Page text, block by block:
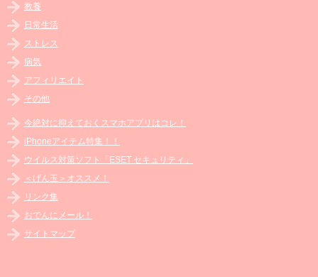
教養
日常生活
ストレス
病気
アフィリエイト
その他
今絶対に抑えておくスマホアプリはコレ！
iPhoneアイテム特集！！
ウイルス対策ソフト「ESET セキュリティ」
＜げん玉＞オススメ！
リンク集
おでんにメール！
サイトマップ